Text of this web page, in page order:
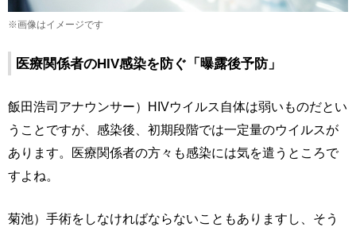
※画像はイメージです
医療関係者のHIV感染を防ぐ「曝露後予防」
飯田浩司アナウンサー）HIVウイルス自体は弱いものだとい
うことですが、感染後、初期段階では一定量のウイルスが
あります。医療関係者の方々も感染には気を遣うところで
すよね。
菊池）手術をしなければならないこともありますし、そう